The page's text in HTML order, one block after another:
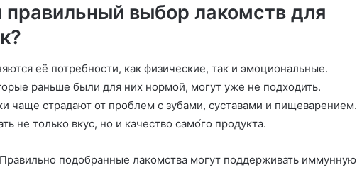
выбор лакомств для
её потребности, как физические, так и эмоциональные.
раньше были для них нормой, могут уже не подходить.
чаще страдают от проблем с зубами, суставами и пищеварением.
не только вкус, но и качество само́го продукта.
подобранные лакомства могут поддерживать иммунную